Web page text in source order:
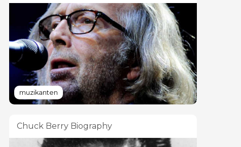
muzikanten
Chuck Berry Biography